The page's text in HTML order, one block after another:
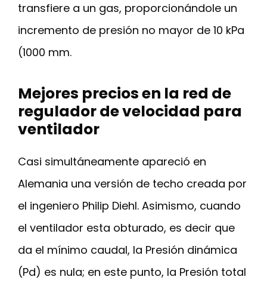
transfiere a un gas, proporcionándole un
incremento de presión no mayor de 10 kPa
(1000 mm.
Mejores precios en la red de
regulador de velocidad para
ventilador
Casi simultáneamente apareció en
Alemania una versión de techo creada por
el ingeniero Philip Diehl. Asimismo, cuando
el ventilador esta obturado, es decir que
da el mínimo caudal, la Presión dinámica
(Pd) es nula; en este punto, la Presión total